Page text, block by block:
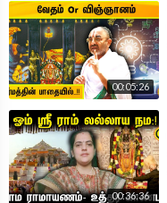
00:05:26
00:36:36